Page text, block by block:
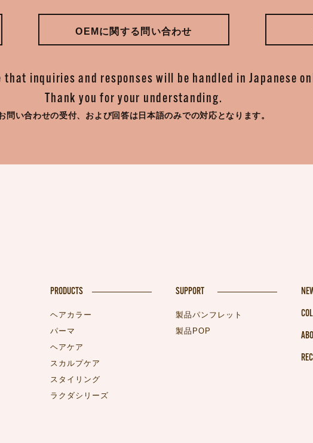
OEMに関する問い合わせ
that inquiries and responses will be handled in Japanese
Thank you for your understanding.
問い合わせの受付、 および回答は日本語のみでの対応となります。
PRODUCTS
ヘアカラー
パーマ
ヘアケア
スカルプケア
スタイリング
ラクダシリーズ
SUPPORT
製品パンフレット
製品POP